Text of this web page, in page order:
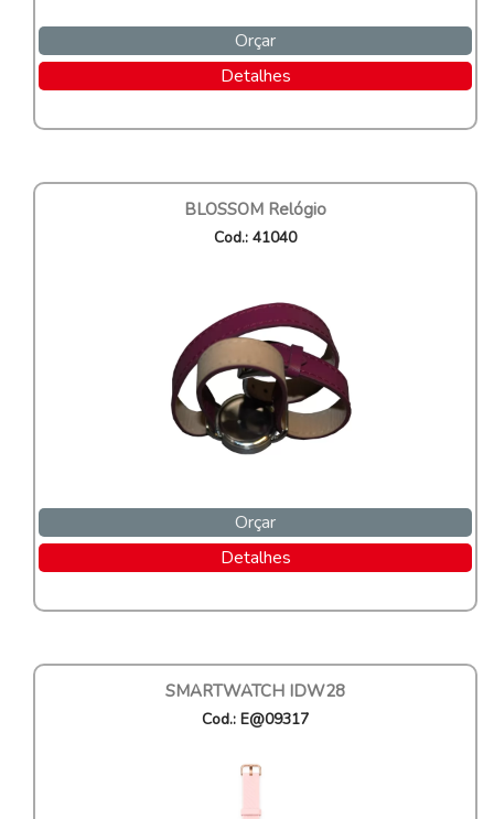
Orçar
Detalhes
BLOSSOM Relógio
Cod.: 41040
Orçar
Detalhes
SMARTWATCH IDW28
Cod.: E@09317